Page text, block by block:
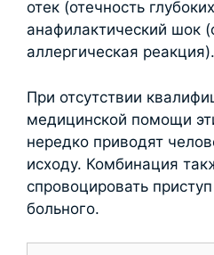
отек (отечность
анафилактический шок
аллергическая реакция).
При отсутствии
медицинской помощи
нередко приводят
исходу. Комбинация
спровоцировать
больного.